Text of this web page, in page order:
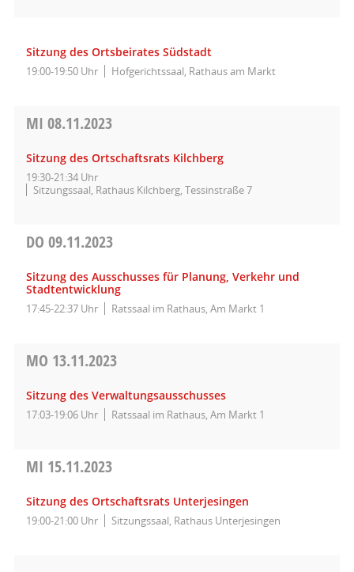
Sitzung des Ortsbeirates Südstadt
19:00-19:50 Uhr Hofgerichtssaal, Rathaus am Markt
MI 08.11.2023
Sitzung des Ortschaftsrats Kilchberg
19:30-21:34 Uhr
Sitzungssaal, Rathaus Kilchberg, Tessinstraße 7
DO 09.11.2023
Sitzung des Ausschusses für Planung, Verkehr und
Stadtentwicklung
17:45-22:37 Uhr Ratssaal im Rathaus, Am Markt 1
MO 13.11.2023
Sitzung des Verwaltungsausschusses
17:03-19:06 Uhr Ratssaal im Rathaus, Am Markt 1
MI 15.11.2023
Sitzung des Ortschaftsrats Unterjesingen
19:00-21:00 Uhr Sitzungssaal, Rathaus Unterjesingen